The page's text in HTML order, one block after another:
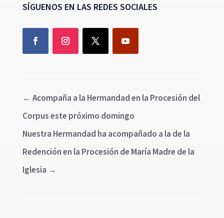
SÍGUENOS EN LAS REDES SOCIALES
← Acompaña a la Hermandad en la Procesión del
Corpus este próximo domingo
Nuestra Hermandad ha acompañado a la de la
Redención en la Procesión de María Madre de la
Iglesia →